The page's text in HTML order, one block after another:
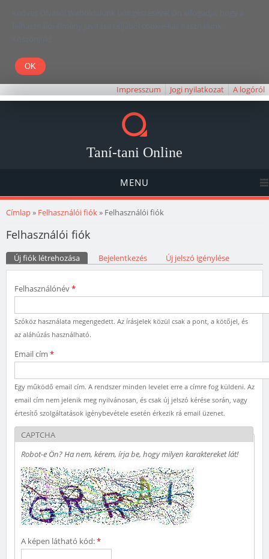
Kedves Olvasó! Weboldalunk böngészésével Ön elfogadja, hogy a
felhasználói élmény javítása céljából cookie-kat használunk.
Köszönjük!
Impresszum Jogi nyilatkozat A logóról
Taní-tani Online
MENU
Jelenlegi hely
Címlap» Felhasználói fiók» Felhasználói fiók
Felhasználói fiók
Elsődleges fülek
Új fiók létrehozása (aktív fül)Bejelentkezés Új jelszó igénylése
Felhasználónév*
Szóköz használata megengedett. Az írásjelek közül csak a pont, a kötőjel, és
az aláhúzás használható.
Email cím *
Egy működő email cím. A rendszer minden levelet erre a címre fog küldeni. Az
email cím nem jelenik meg nyilvánosan, és csak új jelszó kérése során, vagy
értesítő szolgáltatások igénybevétele esetén érkezik rá email üzenet.
CAPTCHA
Robot-e Ön? Ha nem, kérem, írja be, hogy milyen karaktereket lát!
A képen látható kód:*